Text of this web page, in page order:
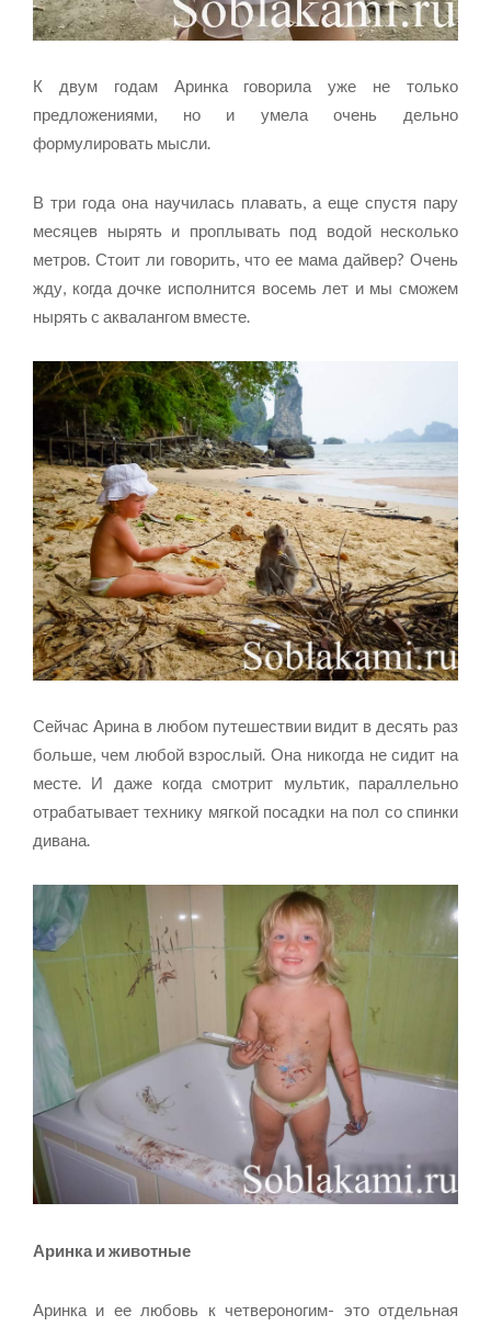
К двум годам Аринка говорила уже не только
предложениями, но и умела очень дельно
формулировать мысли.
В три года она научилась плавать, а еще спустя пару
месяцев нырять и проплывать под водой несколько
метров. Стоит ли говорить, что ее мама дайвер? Очень
жду, когда дочке исполнится восемь лет и мы сможем
нырять с аквалангом вместе.
Сейчас Арина в любом путешествии видит в десять раз
больше, чем любой взрослый. Она никогда не сидит на
месте. И даже когда смотрит мультик, параллельно
отрабатывает технику мягкой посадки на пол со спинки
дивана.
Аринка и животные
Аринка и ее любовь к четвероногим- это отдельная